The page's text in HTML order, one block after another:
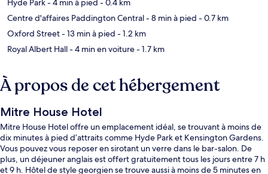
Hyde Park- 4 min à pied - 0.4 km
Centre d'affaires Paddington Central- 8 min à pied - 0.7 km
Oxford Street- 13 min à pied - 1.2 km
Royal Albert Hall- 4 min en voiture- 1.7 km
À propos de cet hébergement
Mitre House Hotel
Mitre House Hotel offre un emplacement idéal, se trouvant à moins de
dix minutes à pied d’attraits comme Hyde Park et Kensington Gardens.
Vous pouvez vous reposer en sirotant un verre dans le bar-salon. De
plus, un déjeuner anglais est offert gratuitement tous les jours entre 7 h
et 9 h. Hôtel de style georgien se trouve aussi à moins de 5 minutes en